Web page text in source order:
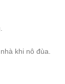
khi nô đùa.